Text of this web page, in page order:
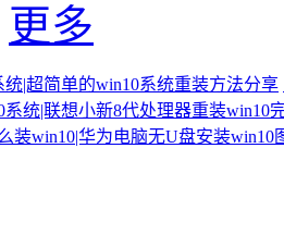
更多
|超简单的win10系统重装方法分享
统|联想小新8代处理器重装win10
装win10|华为电脑无U盘安装win10